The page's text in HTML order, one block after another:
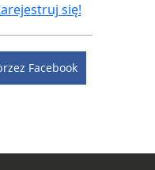
się!
Facebook